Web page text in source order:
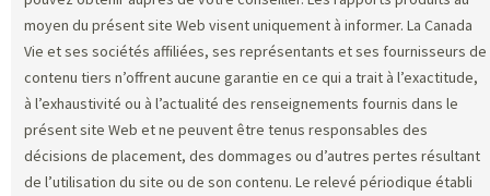
moyen du présent site Web visent uniquement à informer. La Canada
Vie et ses sociétés affiliées, ses représentants et ses fournisseurs de
contenu tiers n’offrent aucune garantie en ce qui a trait à l’exactitude,
à l’exhaustivité ou à l’actualité des renseignements fournis dans le
présent site Web et ne peuvent être tenus responsables des
décisions de placement, des dommages ou d’autres pertes résultant
de l’utilisation du site ou de son contenu. Le relevé périodique établi